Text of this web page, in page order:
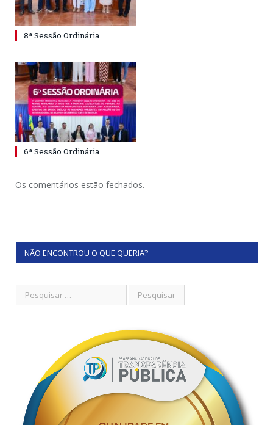
8ª Sessão Ordinária
6ª Sessão Ordinária
Os comentários estão fechados.
NÃO ENCONTROU O QUE QUERIA?